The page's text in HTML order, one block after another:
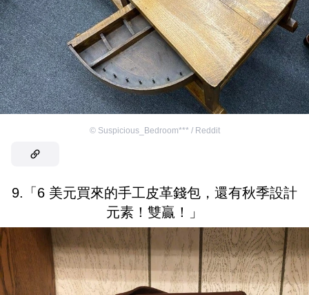
© Suspicious_Bedroom*** / Reddit
9.「6 美元買來的手工皮革錢包，還有秋季設計
元素！雙贏！」